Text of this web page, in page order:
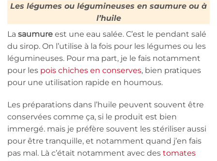
Les légumes ou légumineuses en saumure ou à
l’huile
La saumure est une eau salée. C’est le pendant salé
du sirop. On l’utilise à la fois pour les légumes ou les
légumineuses. Pour ma part, je le fais notamment
pour les pois chiches en conserves, bien pratiques
pour une utilisation rapide en houmous.
Les préparations dans l’huile peuvent souvent être
conservées comme ça, si le produit est bien
immergé. mais je préfère souvent les stériliser aussi
pour être tranquille, et notamment quand j’en fais
pas mal. Là c’était notamment avec des tomates